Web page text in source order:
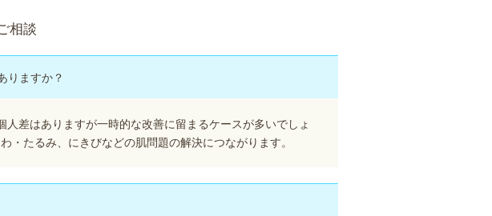
相談
りますか？
差はありますが一時的な改善に留まるケースが多いでしょ
・たるみ、にきびなどの肌問題の解決につながります。